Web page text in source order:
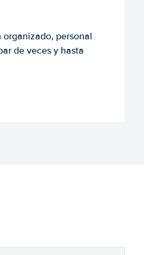
personal
de veces y hasta